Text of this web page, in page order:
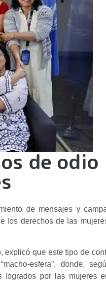
de odio
de mensajes y
los derechos de las
explicó que este tipo de
esfera”, donde,
logrados por las mujeres